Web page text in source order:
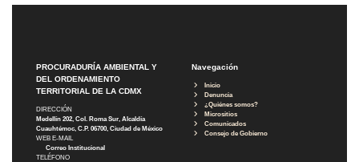
PROCURADURÍA AMBIENTAL Y
DEL ORDENAMIENTO
TERRITORIAL DE LA CDMX
DIRECCIÓN
Medellín 202, Col. Roma Sur, Alcaldía
Cuauhtémoc, C.P. 06700, Ciudad de México
WEB E-MAIL
Correo Institucional
TELÉFONO
Navegación
Inicio
Denuncia
¿Quiénes somos?
Micrositios
Comunicados
Consejo de Gobierno